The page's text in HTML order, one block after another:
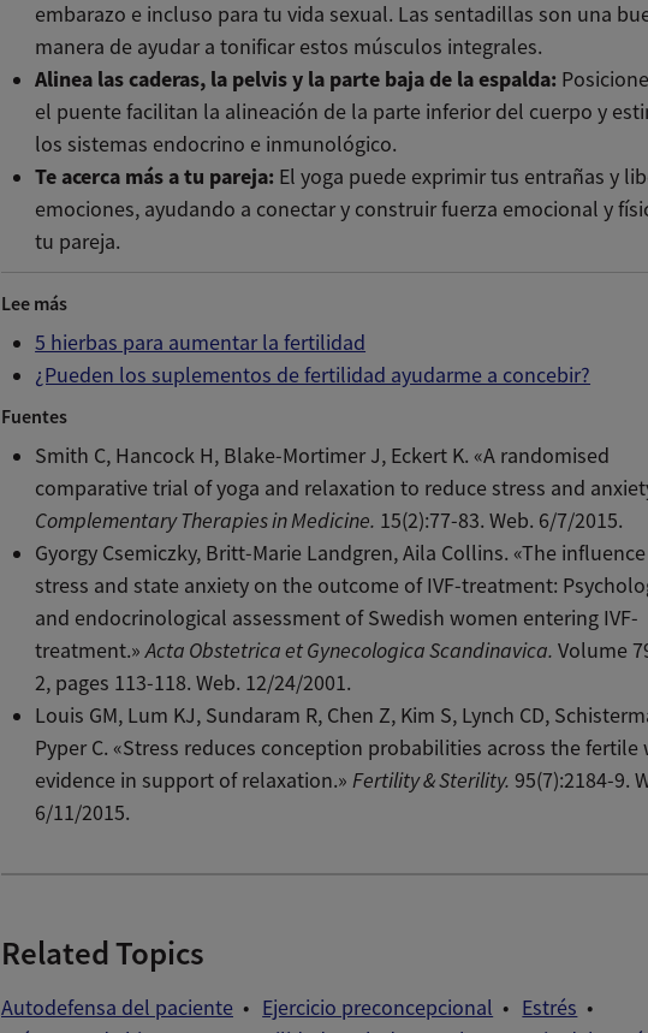
embarazo e incluso para tu vida sexual. Las sentadillas son una
manera de ayudar a tonificar estos músculos integrales.
Alinea las caderas, la pelvis y la parte baja de la espalda:
el puente facilitan la alineación de la parte inferior del cuerpo y
los sistemas endocrino e inmunológico.
Te acerca más a tu pareja: El yoga puede exprimir tus entrañas y
emociones, ayudando a conectar y construir fuerza emocional y
tu pareja.
Lee más
5 hierbas para aumentar la fertilidad
¿Pueden los suplementos de fertilidad ayudarme a concebir?
Fuentes
Smith C, Hancock H, Blake-Mortimer J, Eckert K. «A randomised
comparative trial of yoga and relaxation to reduce stress and
Complementary Therapies in Medicine. 15(2):77-83. Web. 6/7/2015.
Gyorgy Csemiczky, Britt-Marie Landgren, Aila Collins. «The
stress and state anxiety on the outcome of IVF-treatment:
and endocrinological assessment of Swedish women entering IVF-
treatment.»Acta Obstetrica et Gynecologica Scandinavica. Volume
2, pages 113-118. Web. 12/24/2001.
Louis GM, Lum KJ, Sundaram R, Chen Z, Kim S, Lynch CD,
Pyper C. «Stress reduces conception probabilities across the fertile
evidence in support of relaxation.»Fertility & Sterility. 95(7):2184-9.
6/11/2015.
Related Topics
Autodefensa del paciente Ejercicio preconcepcional
Estrés